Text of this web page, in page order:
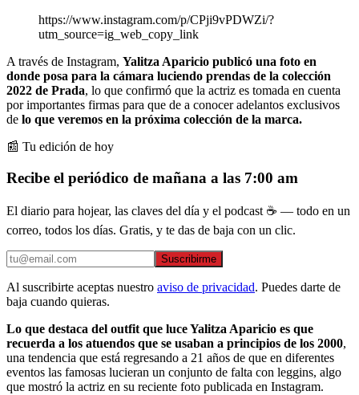
https://www.instagram.com/p/CPji9vPDWZi/?
utm_source=ig_web_copy_link
A través de Instagram, Yalitza Aparicio publicó una foto en
donde posa para la cámara luciendo prendas de la colección
2022 de Prada, lo que confirmó que la actriz es tomada en cuenta
por importantes firmas para que de a conocer adelantos exclusivos
de lo que veremos en la próxima colección de la marca.
📰 Tu edición de hoy
Recibe el periódico de mañana a las 7:00 am
El diario para hojear, las claves del día y el podcast ☕ — todo en un
correo, todos los días. Gratis, y te das de baja con un clic.
Suscribirme
Al suscribirte aceptas nuestro aviso de privacidad. Puedes darte de
baja cuando quieras.
Lo que destaca del outfit que luce Yalitza Aparicio es que
recuerda a los atuendos que se usaban a principios de los 2000,
una tendencia que está regresando a 21 años de que en diferentes
eventos las famosas lucieran un conjunto de falta con leggins, algo
que mostró la actriz en su reciente foto publicada en Instagram.